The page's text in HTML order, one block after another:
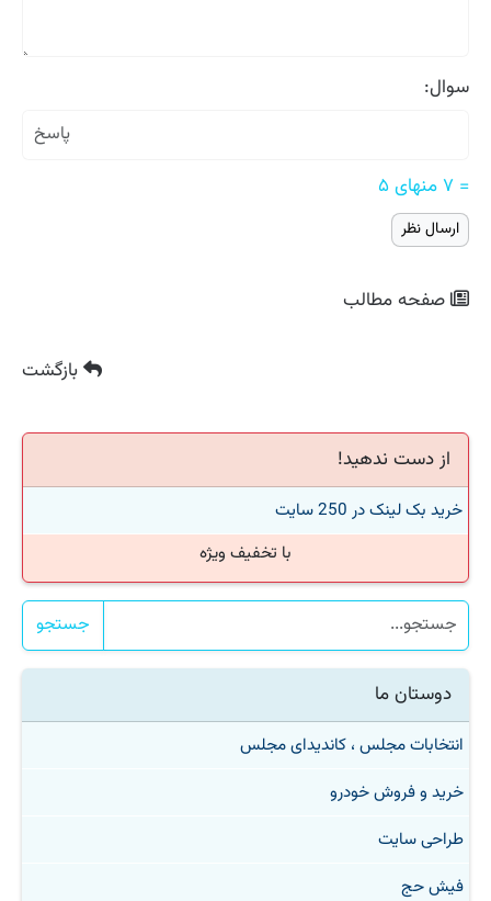
سوال:
= ۷ منهای ۵
صفحه مطالب
بازگشت
از دست ندهید!
خرید بک لینک در 250 سایت
با تخفیف ویژه
جستجو
دوستان ما
انتخابات مجلس ، کاندیدای مجلس
خرید و فروش خودرو
طراحی سایت
فیش حج